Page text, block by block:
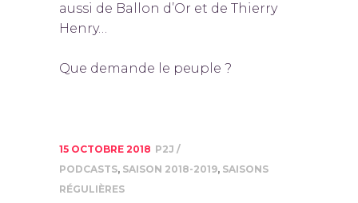
aussi de Ballon d’Or et de Thierry
Henry…
Que demande le peuple ?
15 OCTOBRE 2018 P2J
PODCASTS, SAISON 2018-2019, SAISONS
RÉGULIÈRES